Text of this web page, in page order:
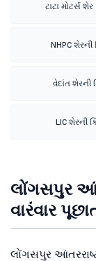
ટાટા મોટર્સ
NHPC શેરની
વેદાંત શેરની
LIC શેરની
લોંગસપુર
વારંવાર
લોંગસપુર